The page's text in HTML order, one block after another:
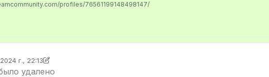
profiles/76561199148498147/
г., 22:13
ThugHunter
удалено